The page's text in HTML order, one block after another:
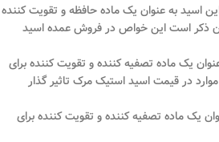
اسید به عنوان یک ماده حافظه و تقویت ‌کننده
ذکر است این خواص در فروش عمده اسید
یک ماده تصفیه ‌کننده و تقویت ‌کننده برای
در قیمت اسید استیک مرک تاثیر گذار
یک ماده تصفیه ‌کننده و تقویت ‌کننده برای